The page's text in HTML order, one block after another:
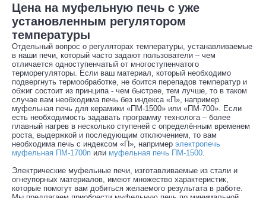
Цена на муфельную печь с уже
установленным регулятором
температуры
Отдельный вопрос о регуляторах температуры, устанавливаемые
в наши печи, который часто задают пользователи – чем
отличается одноступенчатый от многоступенчатого
терморегуляторы. Если ваш материал, который необходимо
подвергнуть термообработке, не боится перепадов температур и
обжиг состоит из принципа - чем быстрее, тем лучше, то в таком
случае вам необходима печь без индекса «П», например
муфельная печь для керамики «ПМ-1500» или «ПМ-700». Если
есть необходимость задавать программу технолога – более
плавный нагрев в несколько ступеней с определённым временем
роста, выдержкой и последующим отключением, то вам
необходима печь с индексом «П», например электропечь
муфельная ПМ-1700п или муфельная печь ПМ-1500
Электрические муфельные печи, изготавливаемые из стали и
огнеупорных материалов, имеют множество характеристик,
которые помогут вам добиться желаемого результата в работе.